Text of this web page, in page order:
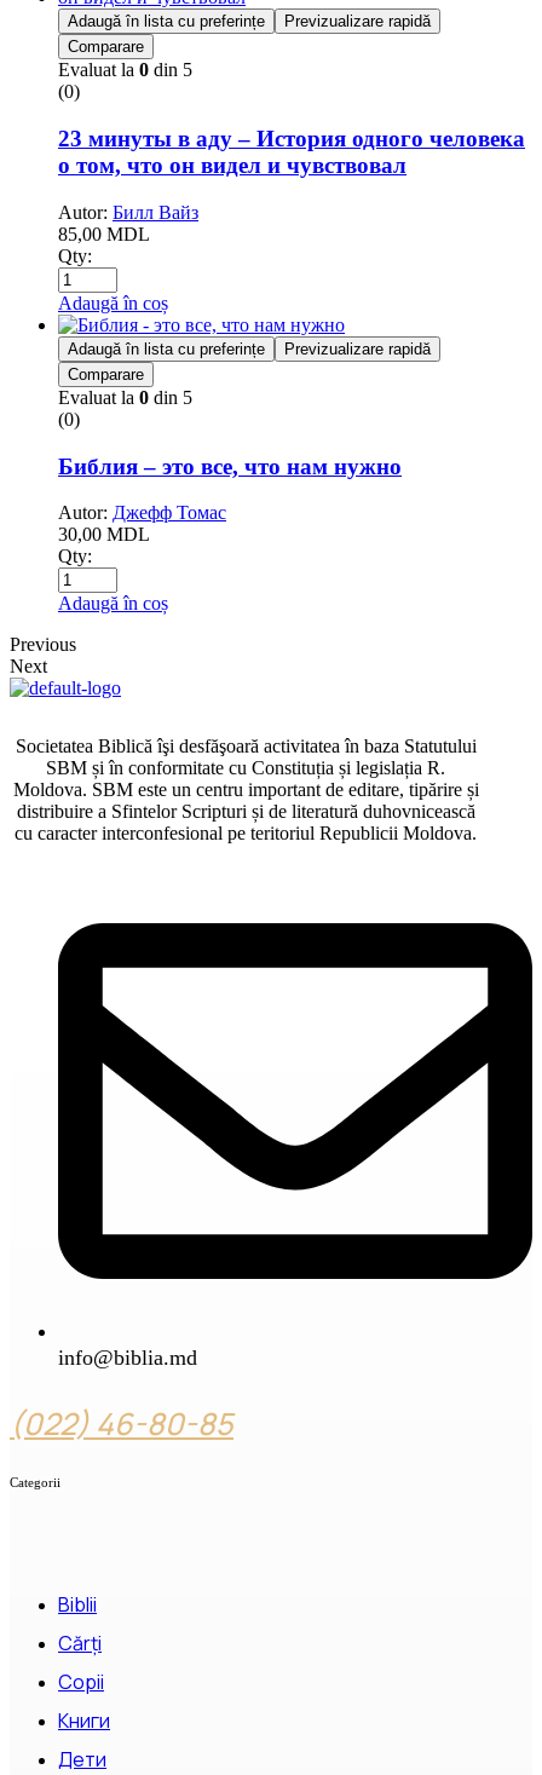
Adaugă în lista cu preferințe
Previzualizare rapidă
Comparare
Evaluat la 0 din 5
(0)
23 минуты в аду – История одного человека
о том, что он видел и чувствовал
Autor: Билл Вайз
85,00 MDL
Qty:
Adaugă în coș
Adaugă în lista cu preferințe
Previzualizare rapidă
Comparare
Evaluat la 0 din 5
(0)
Библия – это все, что нам нужно
Autor: Джефф Томас
30,00 MDL
Qty:
Adaugă în coș
Previous
Next
Societatea Biblică îşi desfăşoară activitatea în baza Statutului
SBM și în conformitate cu Constituția și legislația R.
Moldova. SBM este un centru important de editare, tipărire și
distribuire a Sfintelor Scripturi și de literatură duhovnicească
cu caracter interconfesional pe teritoriul Republicii Moldova.
info@biblia.md
(022) 46-80-85
Categorii
Biblii
Cărți
Copii
Книги
Дети